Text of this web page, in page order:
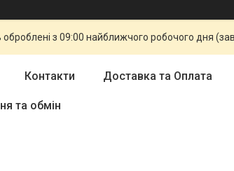
з 09:00 найближчого робочого дня
Контакти Доставка та Оплата
та обмін